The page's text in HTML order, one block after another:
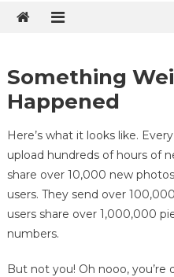
Something
Happened
Here’s what it looks like.
upload hundreds of hours of
share over 10,000 new
users. They send over
users share over 1,000,000
numbers.
But not you! Oh nooo, you’re